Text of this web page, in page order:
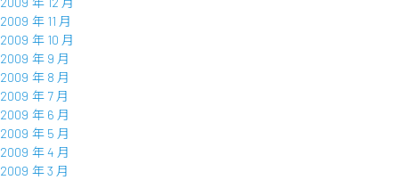
2009 年 11 月
2009 年 10 月
2009 年 9 月
2009 年 8 月
2009 年 7 月
2009 年 6 月
2009 年 5 月
2009 年 4 月
2009 年 3 月